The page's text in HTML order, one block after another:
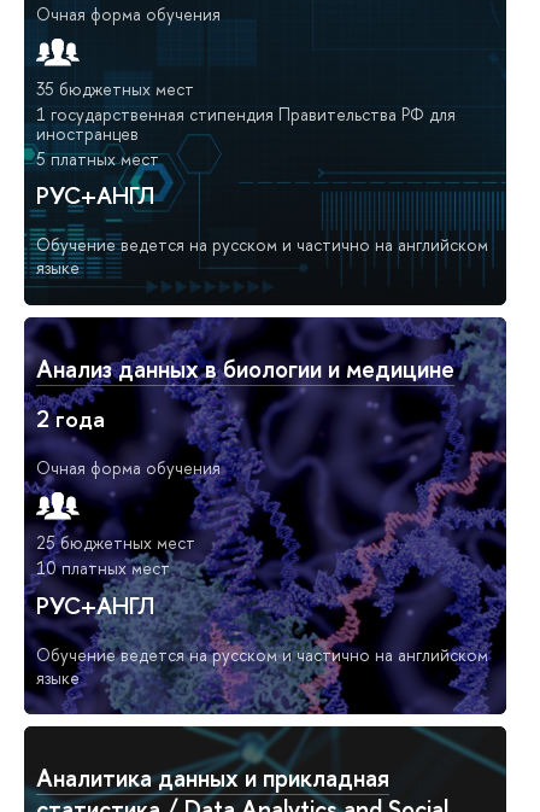
Очная форма обучения
35 бюджетных мест
1 государственная стипендия Правительства РФ для
иностранцев
5 платных мест
РУС+АНГЛ
Обучение ведется на русском и частично на английском
языке
Анализ данных в биологии и медицине
2 года
Очная форма обучения
25 бюджетных мест
10 платных мест
РУС+АНГЛ
Обучение ведется на русском и частично на английском
языке
Аналитика данных и прикладная